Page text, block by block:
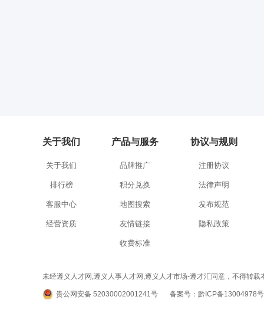
关于我们
关于我们
排行榜
客服中心
经营资质
产品与服务
品牌推广
积分兑换
地图搜索
友情链接
收费标准
协议与规则
注册协议
法律声明
发布规范
隐私政策
未经遵义人才网,遵义人事人才网,遵义人才市场-遵才汇同意，不得转
贵公网安备 52030002001241号 备案号：黔ICP备13004978